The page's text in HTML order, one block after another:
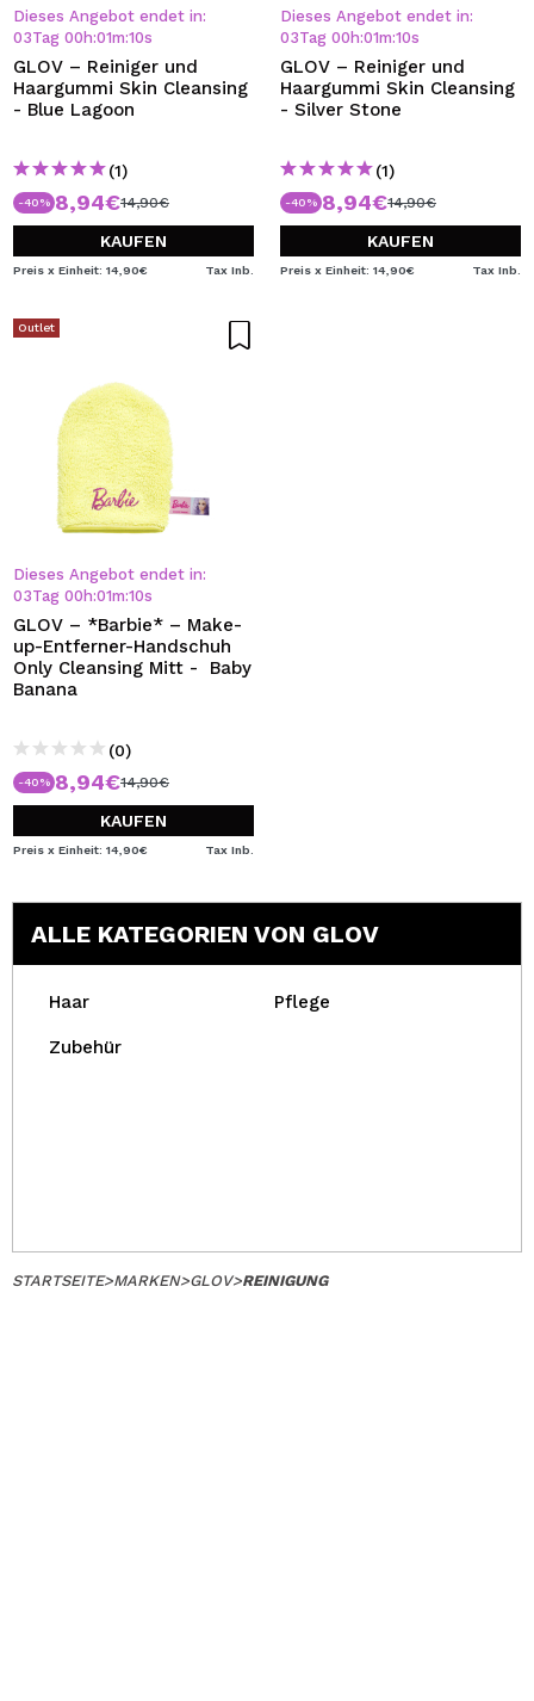
REGISTRIEREN
Durch die Erstellung eines Kontos bei Maquillalia.de
können Sie Ihre Einkäufe schnell tätigen, den Status Ihrer
BENUTZERKONTO ERSTELLEN
Dieses Angebot endet in:
03Tag 00 h:01m:10s
GLOV – Reiniger und
Haargummi Skin Cleansing
- Blue Lagoon
(1)
-40% 8,94€14,90€
KAUFEN
Preis x Einheit: 14,90€ Tax Inb.
Dieses Angebot endet in:
03Tag 00 h:01m:10s
GLOV – Reiniger und
Haargummi Skin Cleansing
- Silver Stone
(1)
-40% 8,94€14,90€
KAUFEN
Preis x Einheit: 14,90€ Tax Inb.
Outlet
Dieses Angebot endet in:
03Tag 00 h:01m:10s
GLOV – *Barbie* – Make-
up-Entferner-Handschuh
Only Cleansing Mitt - Baby
Banana
(0)
-40% 8,94€14,90€
KAUFEN
Preis x Einheit: 14,90€ Tax Inb.
ALLE KATEGORIEN VON GLOV
Haar Pflege
Zubehür
STARTSEITE>MARKEN>GLOV>REINIGUNG